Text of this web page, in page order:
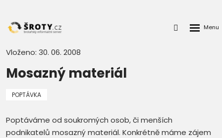
Přihlášení
Vloženo: 30. 06. 2008
Mosazný materiál
POPTÁVKA
Poptáváme od soukromých osob, či menších
podnikatelů mosazný materiál. Konkrétně máme zájem